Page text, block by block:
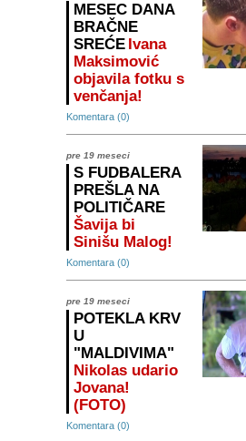
MESEC DANA
BRAČNE
SREĆE Ivana
Maksimović
objavila fotku s
venčanja!
Komentara (0)
pre 19 meseci
S FUDBALERA
PREŠLA NA
POLITIČARE
Šavija bi
Sinišu Malog!
Komentara (0)
pre 19 meseci
POTEKLA KRV
U
"MALDIVIMA"
Nikolas udario
Jovana!
(FOTO)
Komentara (0)